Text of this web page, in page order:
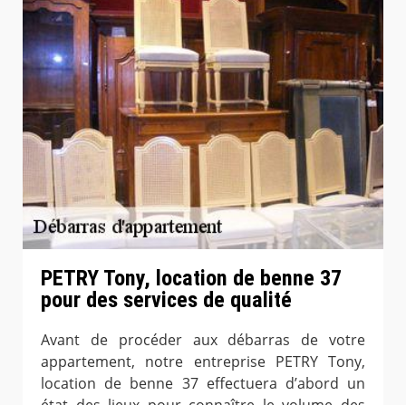
PETRY Tony, location de benne 37
pour des services de qualité
Avant de procéder aux débarras de votre
appartement, notre entreprise PETRY Tony,
location de benne 37 effectuera d’abord un